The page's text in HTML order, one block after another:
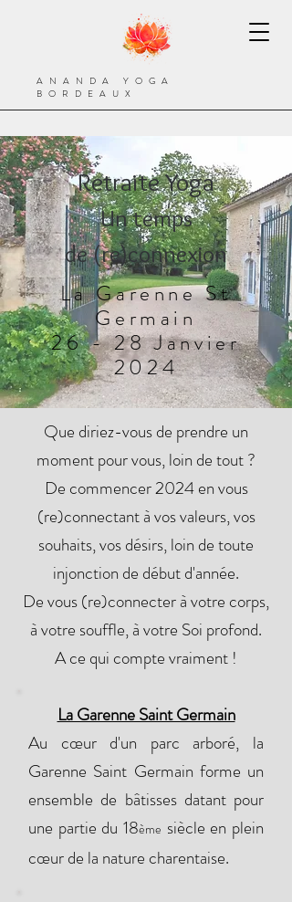
ANANDA YOGA
BORDEAUX
Retraite Yoga
Un temps
de(re)connexion
La Garenne St
Germain
26 - 28 Janvier
2024
Que diriez-vous de prendre un
moment pour vous, loin de tout ?
De commencer 2024 en vous
(re)connectant à vos valeurs, vos
souhaits, vos désirs, loin de toute
injonction de début d'année.
De vous (re)connecter à votre corps,
à votre souffle, à votre Soi profond.
A ce qui compte vraiment !
La Garenne Saint Germain
Au cœur d'un parc arboré, la
Garenne Saint Germain forme un
ensemble de bâtisses datant pour
une partie du 18ème siècle en plein
cœur de la nature charentaise.